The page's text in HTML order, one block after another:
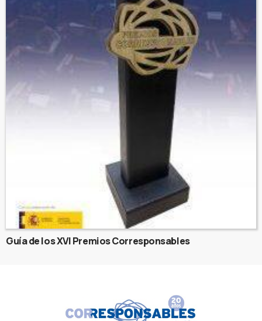
Guía de los XVI Premios Corresponsables